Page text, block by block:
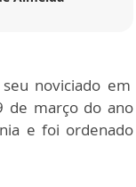
noviciado em
de março do ano
e foi ordenado